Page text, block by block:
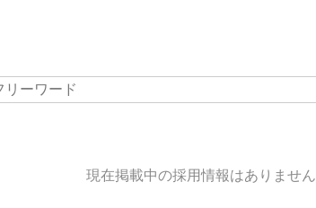
現在掲載中の採用情報はありません